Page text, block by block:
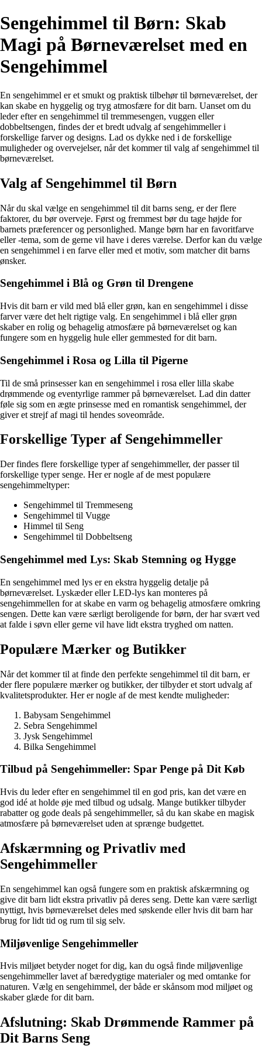
Sengehimmel til Børn: Skab
Magi på Børneværelset med en
Sengehimmel
En sengehimmel er et smukt og praktisk tilbehør til børneværelset, der
kan skabe en hyggelig og tryg atmosfære for dit barn. Uanset om du
leder efter en sengehimmel til tremmesengen, vuggen eller
dobbeltsengen, findes der et bredt udvalg af sengehimmeller i
forskellige farver og designs. Lad os dykke ned i de forskellige
muligheder og overvejelser, når det kommer til valg af sengehimmel til
børneværelset.
Valg af Sengehimmel til Børn
Når du skal vælge en sengehimmel til dit barns seng, er der flere
faktorer, du bør overveje. Først og fremmest bør du tage højde for
barnets præferencer og personlighed. Mange børn har en favoritfarve
eller -tema, som de gerne vil have i deres værelse. Derfor kan du vælge
en sengehimmel i en farve eller med et motiv, som matcher dit barns
ønsker.
Sengehimmel i Blå og Grøn til Drengene
Hvis dit barn er vild med blå eller grøn, kan en sengehimmel i disse
farver være det helt rigtige valg. En sengehimmel i blå eller grøn
skaber en rolig og behagelig atmosfære på børneværelset og kan
fungere som en hyggelig hule eller gemmested for dit barn.
Sengehimmel i Rosa og Lilla til Pigerne
Til de små prinsesser kan en sengehimmel i rosa eller lilla skabe
drømmende og eventyrlige rammer på børneværelset. Lad din datter
føle sig som en ægte prinsesse med en romantisk sengehimmel, der
giver et strejf af magi til hendes soveområde.
Forskellige Typer af Sengehimmeller
Der findes flere forskellige typer af sengehimmeller, der passer til
forskellige typer senge. Her er nogle af de mest populære
sengehimmeltyper:
Sengehimmel til Tremmeseng
Sengehimmel til Vugge
Himmel til Seng
Sengehimmel til Dobbeltseng
Sengehimmel med Lys: Skab Stemning og Hygge
En sengehimmel med lys er en ekstra hyggelig detalje på
børneværelset. Lyskæder eller LED-lys kan monteres på
sengehimmellen for at skabe en varm og behagelig atmosfære omkring
sengen. Dette kan være særligt beroligende for børn, der har svært ved
at falde i søvn eller gerne vil have lidt ekstra tryghed om natten.
Populære Mærker og Butikker
Når det kommer til at finde den perfekte sengehimmel til dit barn, er
der flere populære mærker og butikker, der tilbyder et stort udvalg af
kvalitetsprodukter. Her er nogle af de mest kendte muligheder:
Babysam Sengehimmel
Sebra Sengehimmel
Jysk Sengehimmel
Bilka Sengehimmel
Tilbud på Sengehimmeller: Spar Penge på Dit Køb
Hvis du leder efter en sengehimmel til en god pris, kan det være en
god idé at holde øje med tilbud og udsalg. Mange butikker tilbyder
rabatter og gode deals på sengehimmeller, så du kan skabe en magisk
atmosfære på børneværelset uden at sprænge budgettet.
Afskærmning og Privatliv med
Sengehimmeller
En sengehimmel kan også fungere som en praktisk afskærmning og
give dit barn lidt ekstra privatliv på deres seng. Dette kan være særligt
nyttigt, hvis børneværelset deles med søskende eller hvis dit barn har
brug for lidt tid og rum til sig selv.
Miljøvenlige Sengehimmeller
Hvis miljøet betyder noget for dig, kan du også finde miljøvenlige
sengehimmeller lavet af bæredygtige materialer og med omtanke for
naturen. Vælg en sengehimmel, der både er skånsom mod miljøet og
skaber glæde for dit barn.
Afslutning: Skab Drømmende Rammer på
Dit Barns Seng